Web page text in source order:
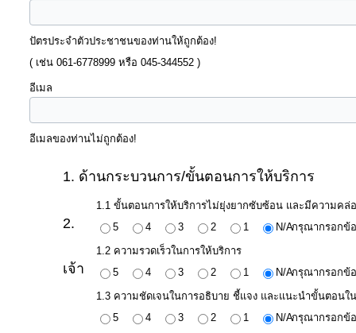
แผนการ
ใช้
จ่าย
ประมาณ
ปัตรประจำตัวประชาชนของท่านให้ถูกต้อง!
( เช่น 061-6778999 หรือ 045-344552 )
อีเมล
อีเมลของท่านไม่ถูกต้อง!
1. ด้านกระบวนการ/ขั้นตอนการให้บริการ
1.1 ขั้นตอนการให้บริการไม่ยุ่งยากซับซ้อน และมีความคล่
5
4 3 2 1 N/Aกรุณากรอกข้
1.2 ความรวดเร็วในการให้บริการ
5
4 3 2 1 N/Aกรุณากรอกข้
1.3 ความชัดเจนในการอธิบาย ชี้แจง และแนะนำขั้นตอนใ
5
4 3 2 1 N/Aกรุณากรอกข้
2.
เจ้า